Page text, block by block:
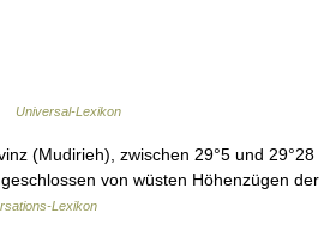
Universal-Lexikon
(Mudirieh), zwischen 29°5 und 29°28
von wüsten Höhenzügen der
Lexikon